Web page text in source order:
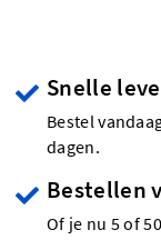
Snelle
Bestel
dagen.
Bestellen
Of je nu 5 of